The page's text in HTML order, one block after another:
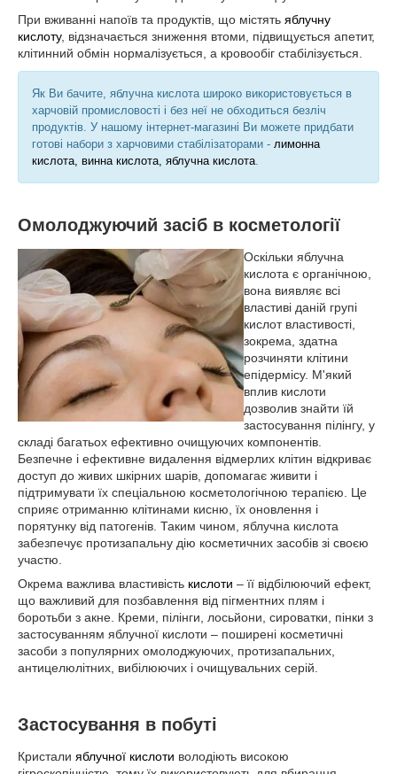
При вживанні напоїв та продуктів, що містять яблучну
кислоту, відзначається зниження втоми, підвищується апетит,
клітинний обмін нормалізується, а кровообіг стабілізується.
Як Ви бачите, яблучна кислота широко використовується в
харчовій промисловості і без неї не обходиться безліч
продуктів. У нашому інтернет-магазині Ви можете придбати
готові набори з харчовими стабілізаторами - лимонна
кислота, винна кислота, яблучна кислота.
Омолоджуючий засіб в косметології
Оскільки яблучна
кислота є органічною,
вона виявляє всі
властиві даній групі
кислот властивості,
зокрема, здатна
розчиняти клітини
епідермісу. М'який
вплив кислоти
дозволив знайти їй
застосування пілінгу, у
складі багатьох ефективно очищуючих компонентів.
Безпечне і ефективне видалення відмерлих клітин відкриває
доступ до живих шкірних шарів, допомагає живити і
підтримувати їх спеціальною косметологічною терапією. Це
сприяє отриманню клітинами кисню, їх оновлення і
порятунку від патогенів. Таким чином, яблучна кислота
забезпечує протизапальну дію косметичних засобів зі своєю
участю.
Окрема важлива властивість кислоти – її відбілюючий ефект,
що важливий для позбавлення від пігментних плям і
боротьби з акне. Креми, пілінги, лосьйони, сироватки, пінки з
застосуванням яблучної кислоти – поширені косметичні
засоби з популярних омолоджуючих, протизапальних,
антицелюлітних, вибілюючих і очищувальних серій.
Застосування в побуті
Кристали яблучної кислоти володіють високою